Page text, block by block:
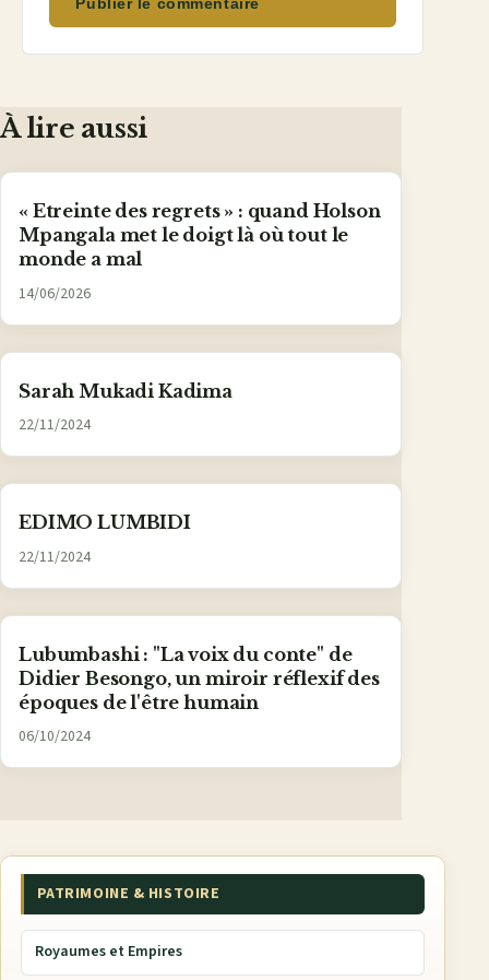
Publier le commentaire
À lire aussi
« Etreinte des regrets » : quand Holson
Mpangala met le doigt là où tout le
monde a mal
14/06/2026
Sarah Mukadi Kadima
22/11/2024
EDIMO LUMBIDI
22/11/2024
Lubumbashi : "La voix du conte" de
Didier Besongo, un miroir réflexif des
époques de l'être humain
06/10/2024
PATRIMOINE & HISTOIRE
Royaumes et Empires